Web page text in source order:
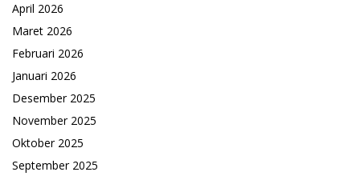
April 2026
Maret 2026
Februari 2026
Januari 2026
Desember 2025
November 2025
Oktober 2025
September 2025